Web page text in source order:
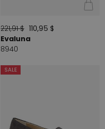
221,91 $ 110,95 $
Evaluna
8940
SALE